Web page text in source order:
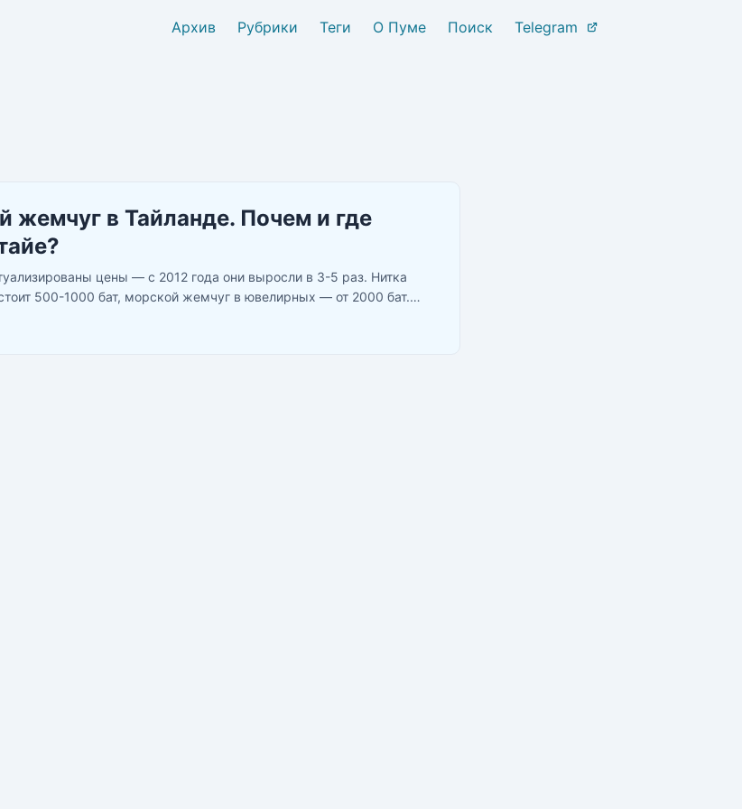
Архив Рубрики Теги О Пуме Поиск Telegram
жемчуг в Тайланде. Почем и где
цены — с 2012 года они выросли в 3-5 раз. Нитка
500-1000 бат, морской жемчуг в ювелирных — от 2000 бат.
ценами и адресами. ...